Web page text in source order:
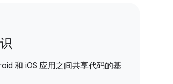
和 iOS 应用之间共享代码的基